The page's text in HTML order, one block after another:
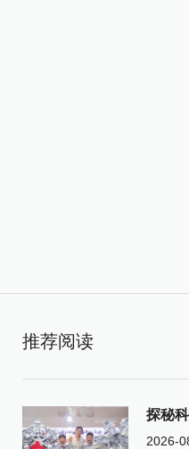
推荐阅读
探秘
2026-